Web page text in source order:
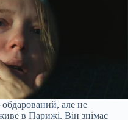
але не
в Парижі. Він знімає